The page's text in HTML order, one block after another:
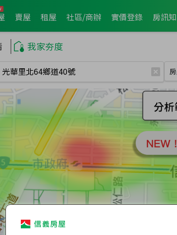
賣屋 租屋 社區/商辦 實價登錄 房訊
我家夯度